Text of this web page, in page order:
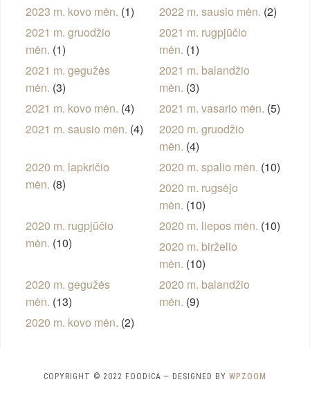
2023 m. kovo mėn. (1) 2022 m. sausio mėn. (2)
2021 m. gruodžio
mėn. (1)
2021 m. rugpjūčio
mėn. (1)
2021 m. gegužės
mėn. (3)
2021 m. balandžio
mėn. (3)
2021 m. kovo mėn. (4) 2021 m. vasario mėn. (5)
2021 m. sausio mėn. (4)
2020 m. gruodžio
mėn. (4)
2020 m. lapkričio
mėn. (8)
2020 m. spalio mėn. (10)
2020 m. rugsėjo
mėn. (10)
2020 m. rugpjūčio
mėn. (10)
2020 m. liepos mėn. (10)
2020 m. birželio
mėn. (10)
2020 m. gegužės
mėn. (13)
2020 m. balandžio
mėn. (9)
2020 m. kovo mėn. (2)
COPYRIGHT © 2022 FOODICA — DESIGNED BY WPZOOM